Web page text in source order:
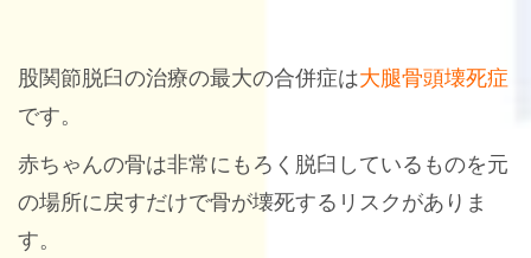
股関節脱臼の治療の最大の合併症は大腿骨頭壊死症
です。
赤ちゃんの骨は非常にもろく脱臼しているものを元
の場所に戻すだけで骨が壊死するリスクがありま
す。